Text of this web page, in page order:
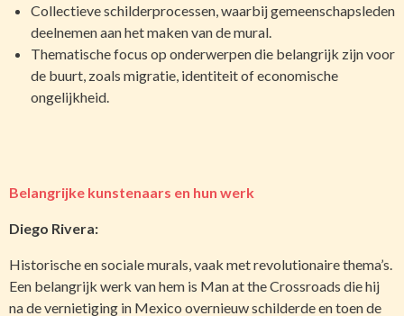
Collectieve schilderprocessen, waarbij gemeenschapsleden
deelnemen aan het maken van de mural.
Thematische focus op onderwerpen die belangrijk zijn voor
de buurt, zoals migratie, identiteit of economische
ongelijkheid.
Belangrijke kunstenaars en hun werk
Diego Rivera:
Historische en sociale murals, vaak met revolutionaire thema’s.
Een belangrijk werk van hem is Man at the Crossroads die hij
na de vernietiging in Mexico overnieuw schilderde en toen de